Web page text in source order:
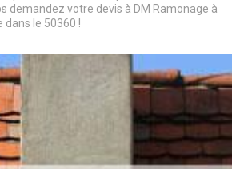
demandez votre devis à DM Ramonage à
dans le 50360 !